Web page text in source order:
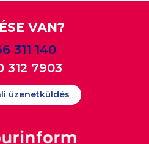
VAN?
311 140
312 7903
üzenetküldés